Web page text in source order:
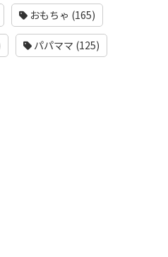
おもちゃ (165)
パパママ (125)